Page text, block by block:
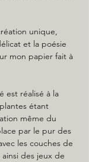
unique,
et la poésie
mon papier fait à
est réalisé à la
étant
même du
par le pur des
les couches de
des jeux de